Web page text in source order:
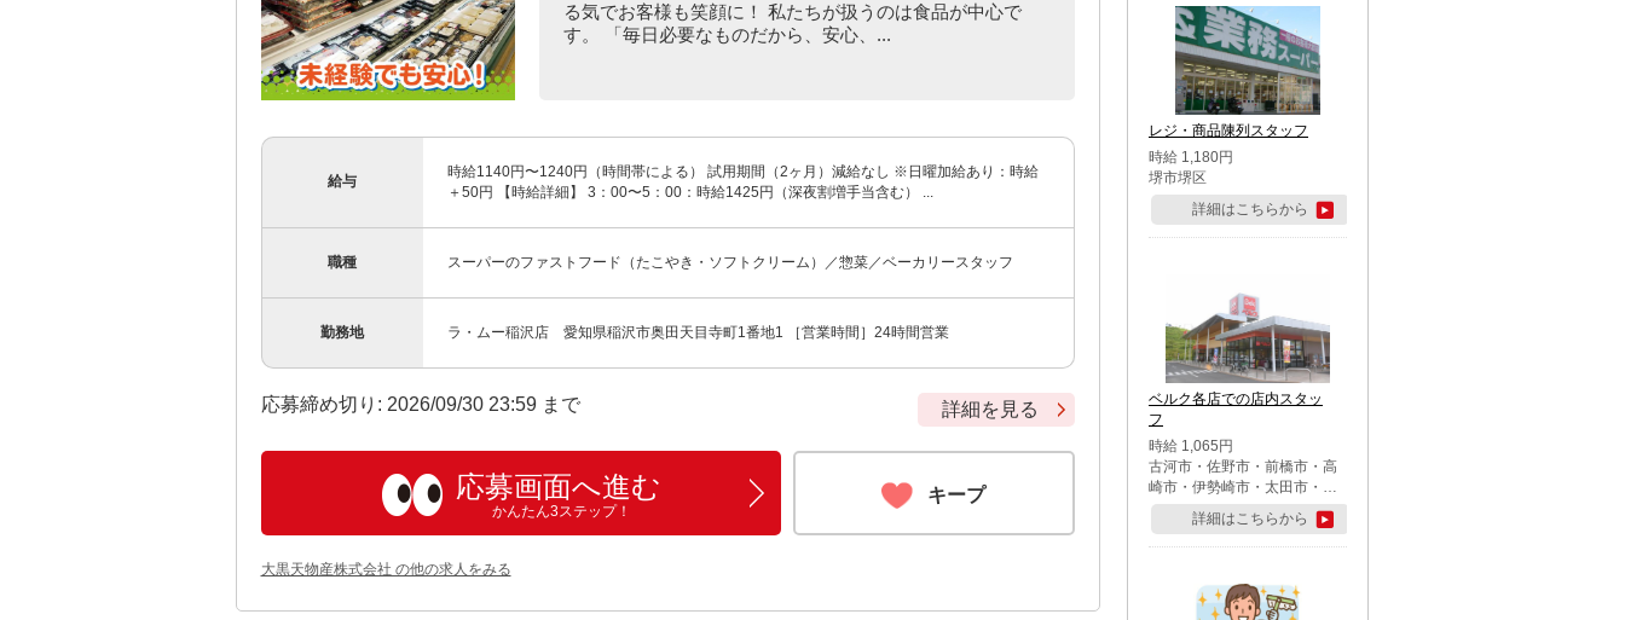
る気でお客様も笑顔に！ 私たちが扱うのは食品が中心で
す。 「毎日必要なものだから、安心、...
給与
時給1140円〜1240円（時間帯による） 試用期間（2ヶ月）減給なし ※日曜加給あり：時給
＋50円 【時給詳細】 3：00〜5：00：時給1425円（深夜割増手当含む） ...
職種 スーパーのファストフード（たこやき・ソフトクリーム）／惣菜／ベーカリースタッフ
勤務地 ラ・ムー稲沢店 愛知県稲沢市奥田天目寺町1番地1 ［営業時間］24時間営業
応募締め切り: 2026/09/30 23:59 まで 詳細を見る
応募画面へ進む
かんたん3ステップ！
キープ
大黒天物産株式会社 の他の求人をみる
レジ・商品陳列スタッフ
時給 1,180円
堺市堺区
詳細はこちらから
ベルク各店での店内スタッ
フ
時給 1,065円
古河市・佐野市・前橋市・高
崎市・伊勢崎市・太田市・館
林市・藤岡市・大泉町・さい
たま市北区・川越市・熊谷
市・行田市・秩父市・所沢
市・鶴ケ島市・千葉市中央
区・市川市・松戸市・習志野
詳細はこちらから